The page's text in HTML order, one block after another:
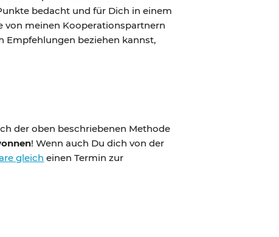
bedacht und für Dich in einem
von meinen Kooperationspartnern
Empfehlungen beziehen kannst,
der oben beschriebenen Methode
! Wenn auch Du dich von der
gleich einen Termin zur